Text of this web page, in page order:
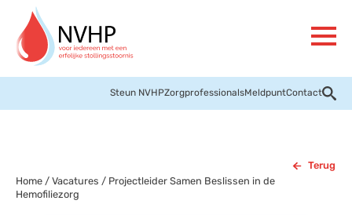
Steun NVHPZorgprofessionalsMeldpuntContact
Terug
Home / Vacatures / Projectleider Samen Beslissen in de
Hemofiliezorg